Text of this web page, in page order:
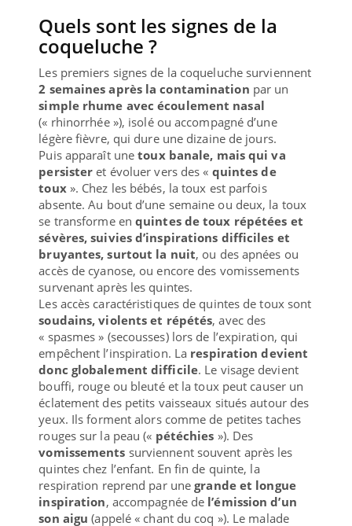
Quels sont les signes de la
coqueluche ?
Les premiers signes de la coqueluche surviennent
2 semaines après la contamination par un
simple rhume avec écoulement nasal
(« rhinorrhée »), isolé ou accompagné d’une
légère fièvre, qui dure une dizaine de jours.
Puis apparaît unetoux banale, mais qui va
persister et évoluer vers des « quintes de
toux ». Chez les bébés, la toux est parfois
absente. Au bout d’une semaine ou deux, la toux
se transforme enquintes de toux répétées et
sévères, suivies d’inspirations difficiles et
bruyantes, surtout la nuit, ou des apnées ou
accès de cyanose, ou encore des vomissements
survenant après les quintes.
Les accès caractéristiques de quintes de toux sont
soudains, violents et répétés, avec des
« spasmes » (secousses) lors de l’expiration, qui
empêchent l’inspiration. La respiration devient
donc globalement difficile. Le visage devient
bouffi, rouge ou bleuté et la toux peut causer un
éclatement des petits vaisseaux situés autour des
yeux. Ils forment alors comme de petites taches
rouges sur la peau (« pétéchies »). Des
vomissements surviennent souvent après les
quintes chez l’enfant. En fin de quinte, la
respiration reprend par unegrande et longue
inspiration, accompagnée de l’émission d’un
son aigu (appelé « chant du coq »). Le malade